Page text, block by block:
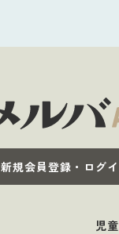
新規会員登録・ログ
児